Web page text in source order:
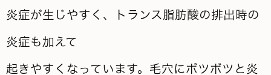
炎症が生じやすく、トランス脂肪酸の排出時の
炎症も加えて
起きやすくなっています。毛穴にボツボツと炎